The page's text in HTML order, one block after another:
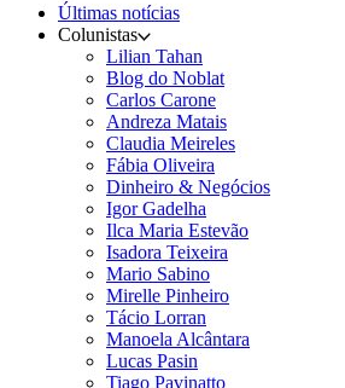
Últimas notícias
Colunistas
Lilian Tahan
Blog do Noblat
Carlos Carone
Andreza Matais
Claudia Meireles
Fábia Oliveira
Dinheiro & Negócios
Igor Gadelha
Ilca Maria Estevão
Isadora Teixeira
Mario Sabino
Mirelle Pinheiro
Tácio Lorran
Manoela Alcântara
Lucas Pasin
Tiago Pavinatto